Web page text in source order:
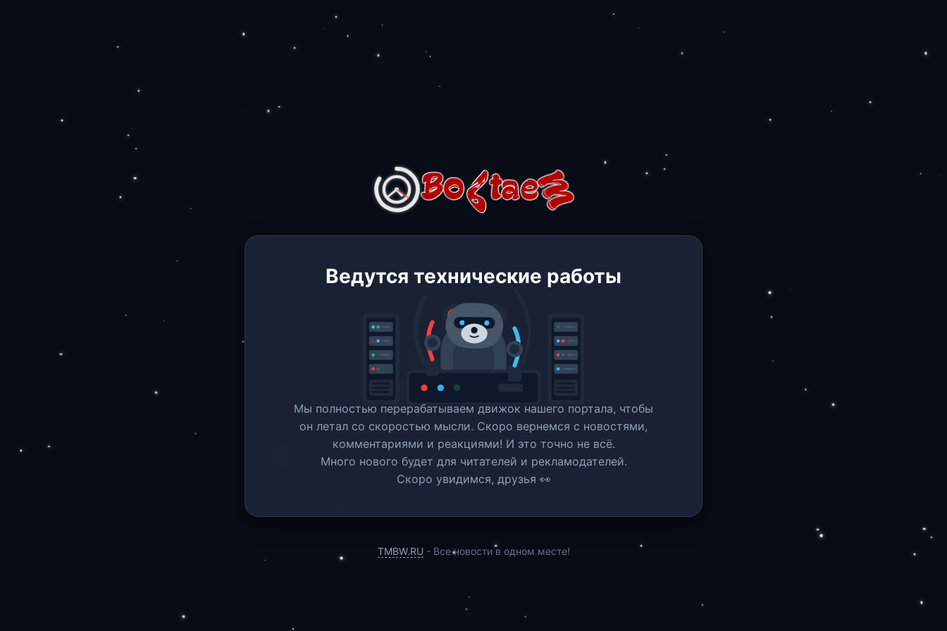
Ведутся технические работы
Мы полностью перерабатываем движок нашего портала, чтобы
он летал со скоростью мысли. Скоро вернемся c новостями,
комментариями и реакциями! И это точно не всё.
Много нового будет для читателей и рекламодателей.
Скоро увидимся, друзья 👀
TMBW.RU - Все новости в одном месте!